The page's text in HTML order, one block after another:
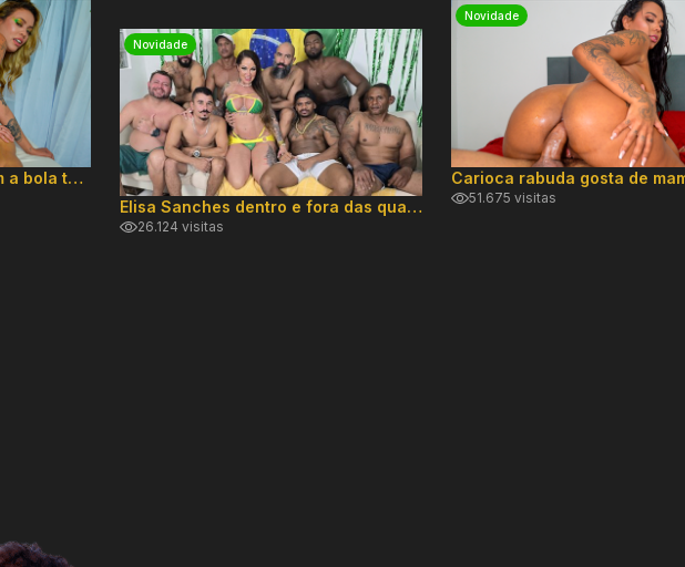
Hailey retornou pra DP com a bola toda
Novidade
Elisa Sanches dentro e fora das quatro linhas
26.124 visitas
Novidade
51.675 visitas